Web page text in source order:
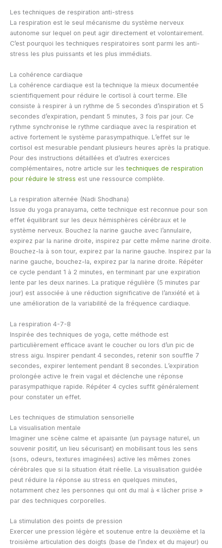
Les techniques de respiration anti-stress
La respiration est le seul mécanisme du système nerveux
autonome sur lequel on peut agir directement et volontairement.
C’est pourquoi les techniques respiratoires sont parmi les anti-
stress les plus puissants et les plus immédiats.
La cohérence cardiaque
La cohérence cardiaque est la technique la mieux documentée
scientifiquement pour réduire le cortisol à court terme. Elle
consiste à respirer à un rythme de 5 secondes d’inspiration et 5
secondes d’expiration, pendant 5 minutes, 3 fois par jour. Ce
rythme synchronise le rythme cardiaque avec la respiration et
active fortement le système parasympathique. L’effet sur le
cortisol est mesurable pendant plusieurs heures après la pratique.
Pour des instructions détaillées et d’autres exercices
complémentaires, notre article sur lestechniques de respiration
pour réduire le stress est une ressource complète.
La respiration alternée (Nadi Shodhana)
Issue du yoga pranayama, cette technique est reconnue pour son
effet équilibrant sur les deux hémisphères cérébraux et le
système nerveux. Bouchez la narine gauche avec l’annulaire,
expirez par la narine droite, inspirez par cette même narine droite.
Bouchez-la à son tour, expirez par la narine gauche. Inspirez par la
narine gauche, bouchez-la, expirez par la narine droite. Répéter
ce cycle pendant 1 à 2 minutes, en terminant par une expiration
lente par les deux narines. La pratique régulière (5 minutes par
jour) est associée à une réduction significative de l’anxiété et à
une amélioration de la variabilité de la fréquence cardiaque.
La respiration 4-7-8
Inspirée des techniques de yoga, cette méthode est
particulièrement efficace avant le coucher ou lors d’un pic de
stress aigu. Inspirer pendant 4 secondes, retenir son souffle 7
secondes, expirer lentement pendant 8 secondes. L’expiration
prolongée active le frein vagal et déclenche une réponse
parasympathique rapide. Répéter 4 cycles suffit généralement
pour constater un effet.
Les techniques de stimulation sensorielle
La visualisation mentale
Imaginer une scène calme et apaisante (un paysage naturel, un
souvenir positif, un lieu sécurisant) en mobilisant tous les sens
(sons, odeurs, textures imaginées) active les mêmes zones
cérébrales que si la situation était réelle. La visualisation guidée
peut réduire la réponse au stress en quelques minutes,
notamment chez les personnes qui ont du mal à « lâcher prise »
par des techniques corporelles.
La stimulation des points de pression
Exercer une pression légère et soutenue entre la deuxième et la
troisième articulation des doigts (base de l’index et du majeur) ou